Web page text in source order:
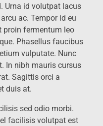
Urna id volutpat lacus
ac. Tempor id eu
proin fermentum leo
Phasellus faucibus
vulputate. Nunc
In nibh mauris cursus
Sagittis orci a
duis at.
sed odio morbi.
facilisis volutpat est